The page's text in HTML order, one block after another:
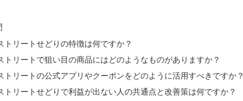
トリートせどりの特徴は何ですか？
トリートで狙い目の商品にはどのようなものがありますか？
トリートの公式アプリやクーポンをどのように活用すべきですか？
トリートせどりで利益が出ない人の共通点と改善策は何ですか？